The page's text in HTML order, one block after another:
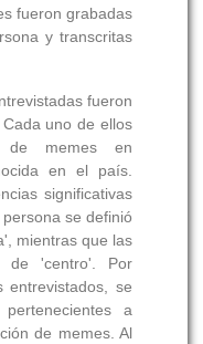
fueron grabadas
y transcritas
fueron
uno de ellos
de memes en
en el país.
significativas
se definió
mientras que las
de 'centro'. Por
entrevistados, se
a
de memes. Al